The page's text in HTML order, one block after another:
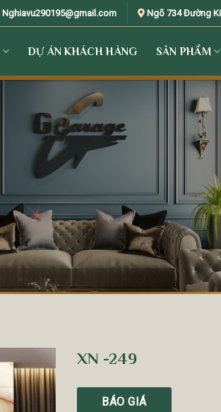
Nghiavu290195@gmail.com Ngõ 734 Đường
DỰ ÁN KHÁCH HÀNG SẢN PHẨM
XN -249
BÁO GIÁ